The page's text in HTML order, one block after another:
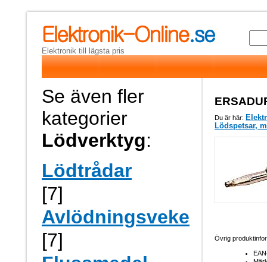
Elektronik till lägsta pris
Du är här:
Lödspetsar,
Övrig
Se även fler
kategorier
Lödverktyg:
Lödtrådar
[7]
Avlödningsveke
[7]